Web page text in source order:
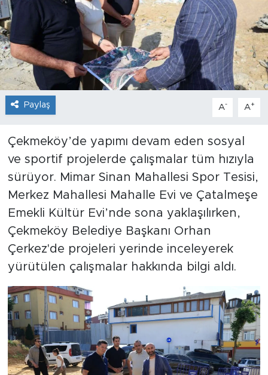
Paylaş A- A+
Çekmeköy’de yapımı devam eden sosyal
ve sportif projelerde çalışmalar tüm hızıyla
sürüyor. Mimar Sinan Mahallesi Spor Tesisi,
Merkez Mahallesi Mahalle Evi ve Çatalmeşe
Emekli Kültür Evi’nde sona yaklaşılırken,
Çekmeköy Belediye Başkanı Orhan
Çerkez'de projeleri yerinde inceleyerek
yürütülen çalışmalar hakkında bilgi aldı.